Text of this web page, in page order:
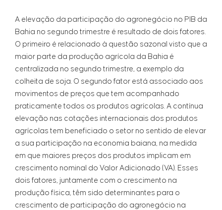
A elevação da participação do agronegócio no PIB da
Bahia no segundo trimestre é resultado de dois fatores.
O primeiro é relacionado à questão sazonal visto que a
maior parte da produção agrícola da Bahia é
centralizada no segundo trimestre, a exemplo da
colheita de soja. O segundo fator está associado aos
movimentos de preços que tem acompanhado
praticamente todos os produtos agrícolas. A contínua
elevação nas cotações internacionais dos produtos
agrícolas tem beneficiado o setor no sentido de elevar
a sua participação na economia baiana, na medida
em que maiores preços dos produtos implicam em
crescimento nominal do Valor Adicionado (VA). Esses
dois fatores, juntamente com o crescimento na
produção física, têm sido determinantes para o
crescimento de participação do agronegócio na